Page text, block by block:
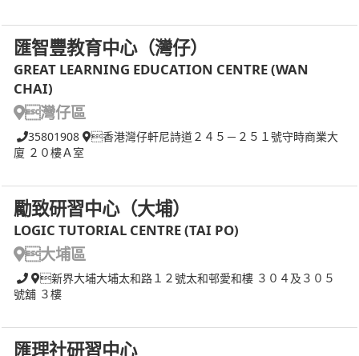
匯智豐教育中心（灣仔）
GREAT LEARNING EDUCATION CENTRE (WAN
CHAI)
灣仔區
35801908
香港灣仔軒尼詩道２４５－２５１號守時商業大
廈 ２０樓Ａ室
勵致研習中心（大埔）
LOGIC TUTORIAL CENTRE (TAI PO)
大埔區
新界大埔大埔太和路１２號太和邨愛和樓 ３０４及３０５
號舖 ３樓
匯理社研習中心